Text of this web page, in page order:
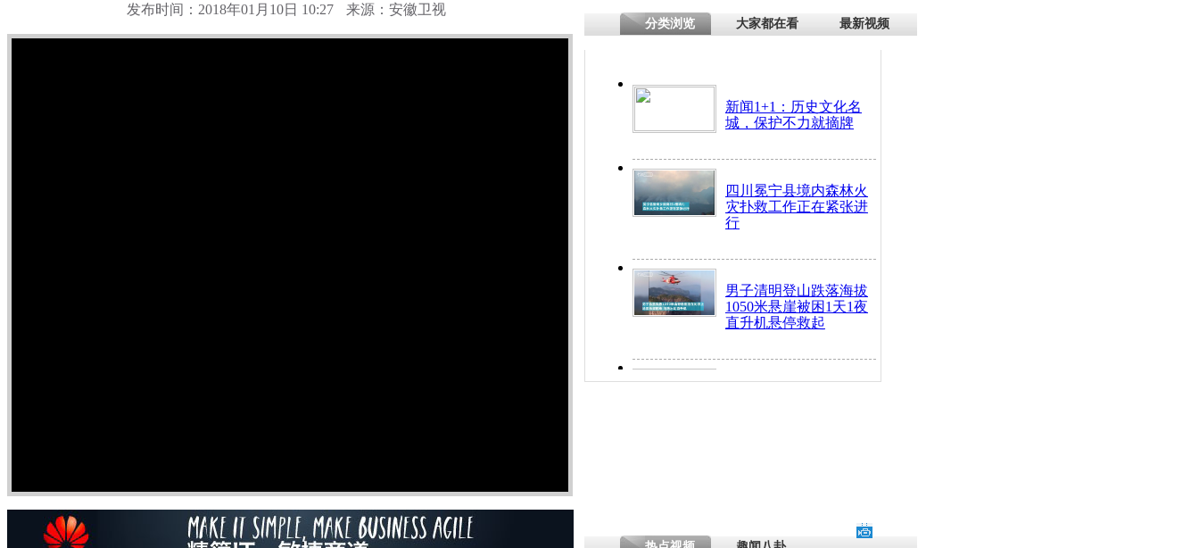
发布时间：2018年01月10日 10:27 来源：安徽卫视
分类浏览 大家都在看 最新视频
新闻1+1：历史文化名
城，保护不力就摘牌
四川冕宁县境内森林火
灾扑救工作正在紧张进
行
男子清明登山跌落海拔
1050米悬崖被困1天1夜
直升机悬停救起